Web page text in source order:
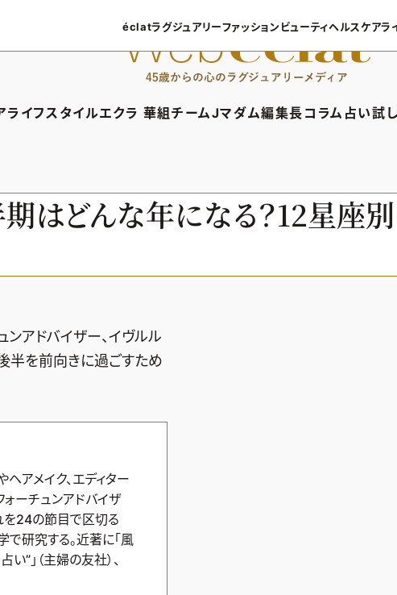
アアTOPICS
ト
ライフスタイル
車・家電
ゴルフ
旅行＆グルメ
50代のお悩み
エクラ 華組
エクラ 華組メンバー一覧
エクラ 華組ランキング
チームJマダム
チームJマダムメンバー一覧
チームJマダムランキング
編集長コラム
あら、素敵☆ 手帖
占い
イ
試
éclatラグジュアリー
éclatラグジュアリーTOP
ラグジュアリーTOPICS
ファッション
ファッションTOP
ファッションTOPICS
ビューティ
ビューティTOP
ヘアスタイル・ヘ
ヘルスケア
ヘルス
ヘルス
50代健
ラ
はどんな年になる？12星座別
アドバイザー、イヴルル
半を前向きに過ごすため
アメイク、エディター
ーチュンアドバイザ
を24の節目で区切る
で研究する。近著に「風
”」（主婦の友社）、